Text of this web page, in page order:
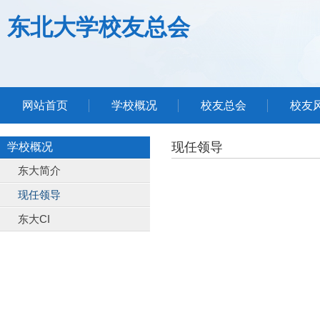
东北大学校友总会
网站首页 学校概况 校友总会 校友
学校概况
东大简介
现任领导
东大CI
现任领导